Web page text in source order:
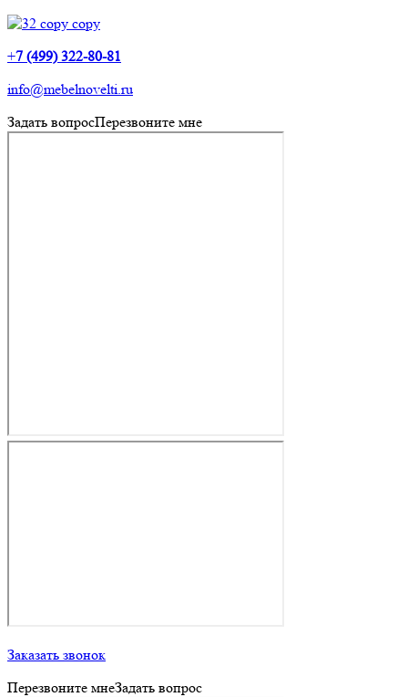
+7 (499) 322-80-81
info@mebelnovelti.ru
Задать вопросПерезвоните мне
Заказать звонок
Перезвоните мнеЗадать вопрос